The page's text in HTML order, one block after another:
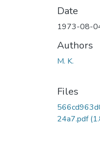
Date
1973-08-
Authors
M. K.
Files
24a7.pdf